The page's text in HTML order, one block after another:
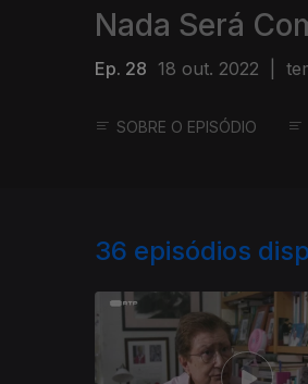
Nada Será
Ep. 28 18 out. 2022
SOBRE O EPISÓDIO
36 episódios